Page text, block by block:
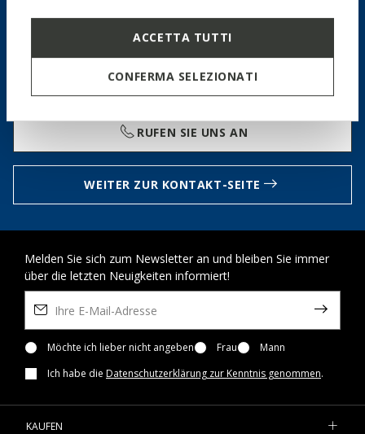
ACCETTA TUTTI
CONFERMA SELEZIONATI
WÄHLEN SIE, WIE SIE MIT UNS IN KONTAKT TRETEN
WOLLEN, WIR STEHEN IHNEN ZUR VERFÜGUNG!
Montag - Freitag
09:00 - 18:00 Uhr (CET), ausgenommen italienische nationale
Feiertage
RUFEN SIE UNS AN
WEITER ZUR KONTAKT-SEITE
Melden Sie sich zum Newsletter an und bleiben Sie immer
über die letzten Neuigkeiten informiert!
Möchte ich lieber nicht angeben Frau
Mann
Ich habe die Datenschutzerklärung zur Kenntnis genommen.
KAUFEN